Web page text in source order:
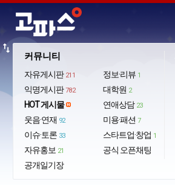
커뮤니티
자유게시판 211
익명게시판 782
HOT 게시물
웃음·연재 92
이슈·토론 33
자유홍보 21
공개일기장
정보·리뷰 1
대학원 2
연애상담 23
미용·패션 7
스타트업·창업 1
공식 오픈채팅
import_export